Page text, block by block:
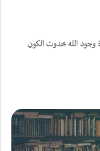
الله بحدوث الكون